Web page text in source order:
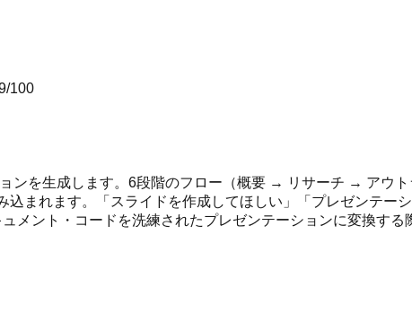
/100
ンを生成します。6段階のフロー（概要 → リサーチ → ア
まれます。「スライドを作成してほしい」「プレゼンテー
メント・コードを洗練されたプレゼンテーションに変換する